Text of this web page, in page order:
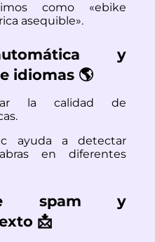
como «ebike
asequible».
y
idiomas 🌎
la calidad de
ayuda a detectar
en diferentes
spam y
📩